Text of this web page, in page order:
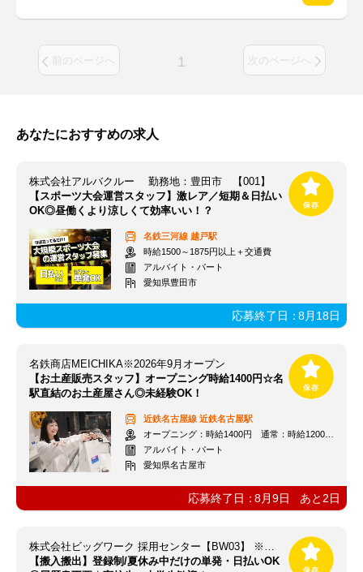
前のページへ 1 次のページへ
あなたにおすすめの求人
株式会社アルバクルー 勤務地：豊田市 【001】
【スポーツ大会運営スタッフ】激レア／短期＆日払い
OK◎昼働くより涼しくて効率いい！？
名鉄三河線 越戸駅
時給1500～1875円以上＋交通費
アルバイト・パート
愛知県豊田市
応募終了日：8月18日
名鉄商店MEICHIKA※2026年9月オープン
【お土産販売スタッフ】オープニング時給1400円☆名
駅直結のお土産屋さん◎未経験OK！
近鉄名古屋線 近鉄名古屋駅
オープニング：時給1400円 通常：時給1200円～＋交通費全額支給
アルバイト・パート
愛知県名古屋市
応募終了日：8月9日 あと 2日
株式会社ビッグワーク 採用センター【BW03】 ※立川エリア
【搬入搬出】登録制/夏休み中だけの単発・日払いOK